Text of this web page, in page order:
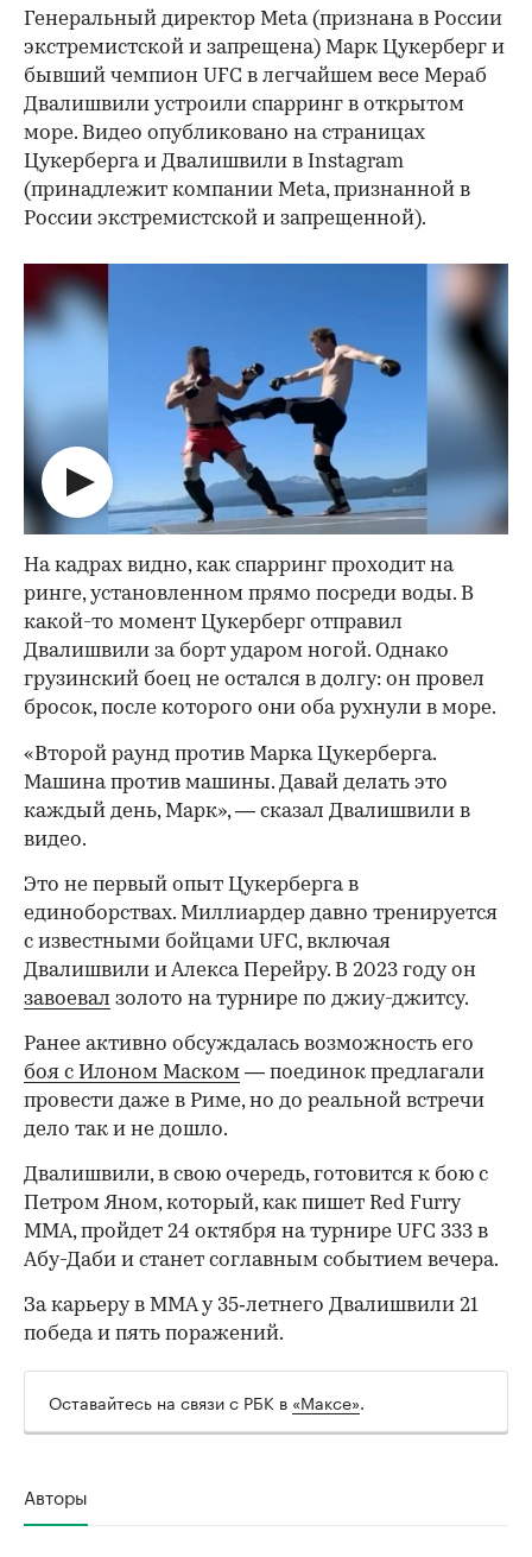
Генеральный директор Meta (признана в России
экстремистской и запрещена) Марк Цукерберг и
бывший чемпион UFC в легчайшем весе Мераб
Двалишвили устроили спарринг в открытом
море. Видео опубликовано на страницах
Цукерберга и Двалишвили в Instagram
(принадлежит компании Meta, признанной в
России экстремистской и запрещенной).
На кадрах видно, как спарринг проходит на
ринге, установленном прямо посреди воды. В
какой-то момент Цукерберг отправил
Двалишвили за борт ударом ногой. Однако
грузинский боец не остался в долгу: он провел
бросок, после которого они оба рухнули в море.
«Второй раунд против Марка Цукерберга.
Машина против машины. Давай делать это
каждый день, Марк», — сказал Двалишвили в
видео.
Это не первый опыт Цукерберга в
единоборствах. Миллиардер давно тренируется
с известными бойцами UFC, включая
Двалишвили и Алекса Перейру. В 2023 году он
завоевал золото на турнире по джиу-джитсу.
Ранее активно обсуждалась возможность его
боя с Илоном Маском — поединок предлагали
провести даже в Риме, но до реальной встречи
дело так и не дошло.
Двалишвили, в свою очередь, готовится к бою с
Петром Яном, который, как пишет Red Furry
MMA, пройдет 24 октября на турнире UFC 333 в
Абу-Даби и станет соглавным событием вечера.
За карьеру в ММА у 35‑летнего Двалишвили 21
победа и пять поражений.
Оставайтесь на связи с РБК в «Максе».
Авторы